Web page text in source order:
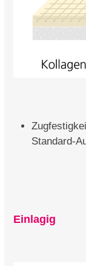
Standard-
Einlagig